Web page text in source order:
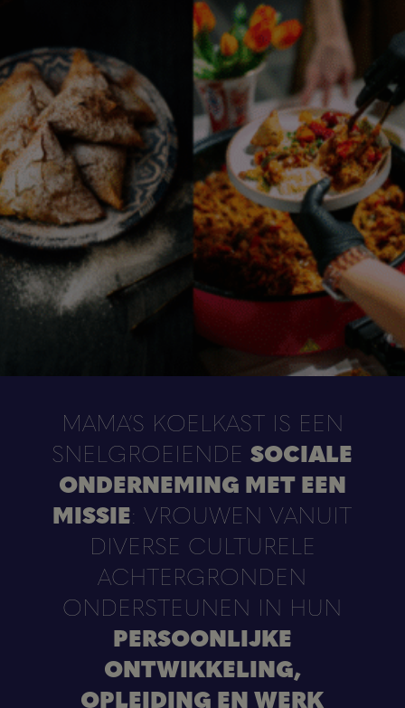
MAMA’S KOELKAST IS EEN
SNELGROEIENDESOCIALE
ONDERNEMING MET EEN
MISSIE: VROUWEN VANUIT
DIVERSE CULTURELE
ACHTERGRONDEN
ONDERSTEUNEN IN HUN
PERSOONLIJKE
ONTWIKKELING,
OPLEIDING EN WERK